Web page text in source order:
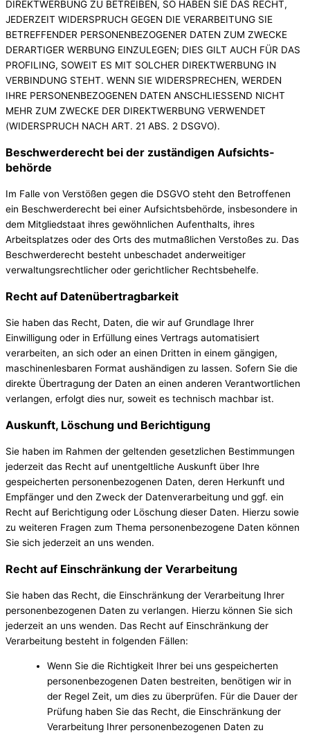
DIREKTWERBUNG ZU BETREIBEN, SO HABEN SIE DAS RECHT,
JEDERZEIT WIDERSPRUCH GEGEN DIE VERARBEITUNG SIE
BETREFFENDER PERSONENBEZOGENER DATEN ZUM ZWECKE
DERARTIGER WERBUNG EINZULEGEN; DIES GILT AUCH FÜR DAS
PROFILING, SOWEIT ES MIT SOLCHER DIREKTWERBUNG IN
VERBINDUNG STEHT. WENN SIE WIDERSPRECHEN, WERDEN
IHRE PERSONENBEZOGENEN DATEN ANSCHLIESSEND NICHT
MEHR ZUM ZWECKE DER DIREKTWERBUNG VERWENDET
(WIDERSPRUCH NACH ART. 21 ABS. 2 DSGVO).
Beschwerde­recht bei der zuständigen Aufsichts­
behörde
Im Falle von Verstößen gegen die DSGVO steht den Betroffenen
ein Beschwerderecht bei einer Aufsichtsbehörde, insbesondere in
dem Mitgliedstaat ihres gewöhnlichen Aufenthalts, ihres
Arbeitsplatzes oder des Orts des mutmaßlichen Verstoßes zu. Das
Beschwerderecht besteht unbeschadet anderweitiger
verwaltungsrechtlicher oder gerichtlicher Rechtsbehelfe.
Recht auf Daten­übertrag­barkeit
Sie haben das Recht, Daten, die wir auf Grundlage Ihrer
Einwilligung oder in Erfüllung eines Vertrags automatisiert
verarbeiten, an sich oder an einen Dritten in einem gängigen,
maschinenlesbaren Format aushändigen zu lassen. Sofern Sie die
direkte Übertragung der Daten an einen anderen Verantwortlichen
verlangen, erfolgt dies nur, soweit es technisch machbar ist.
Auskunft, Löschung und Berichtigung
Sie haben im Rahmen der geltenden gesetzlichen Bestimmungen
jederzeit das Recht auf unentgeltliche Auskunft über Ihre
gespeicherten personenbezogenen Daten, deren Herkunft und
Empfänger und den Zweck der Datenverarbeitung und ggf. ein
Recht auf Berichtigung oder Löschung dieser Daten. Hierzu sowie
zu weiteren Fragen zum Thema personenbezogene Daten können
Sie sich jederzeit an uns wenden.
Recht auf Einschränkung der Verarbeitung
Sie haben das Recht, die Einschränkung der Verarbeitung Ihrer
personenbezogenen Daten zu verlangen. Hierzu können Sie sich
jederzeit an uns wenden. Das Recht auf Einschränkung der
Verarbeitung besteht in folgenden Fällen:
Wenn Sie die Richtigkeit Ihrer bei uns gespeicherten
personenbezogenen Daten bestreiten, benötigen wir in
der Regel Zeit, um dies zu überprüfen. Für die Dauer der
Prüfung haben Sie das Recht, die Einschränkung der
Verarbeitung Ihrer personenbezogenen Daten zu